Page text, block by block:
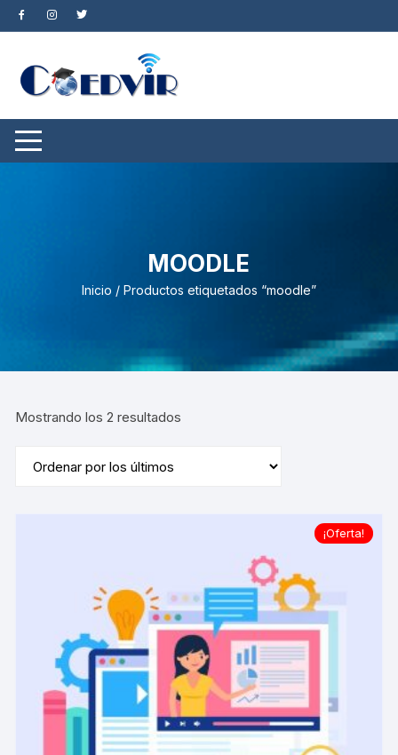
Saltar
al
MOODLE
Inicio / Productos etiquetados “moodle”
Mostrando los 2 resultados
¡Oferta!